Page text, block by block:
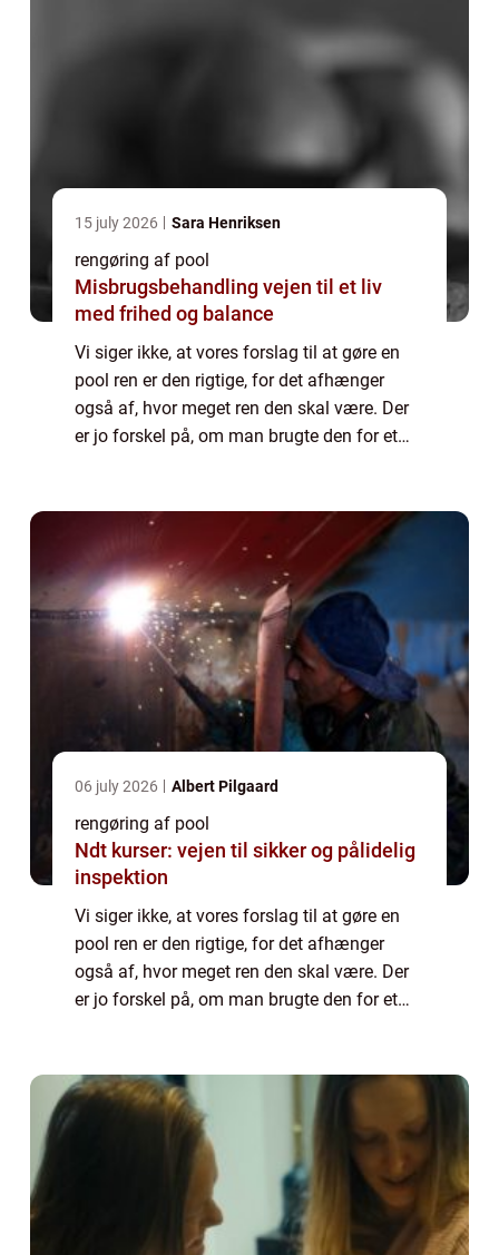
15 july 2026 Sara Henriksen
rengøring af pool
Misbrugsbehandling vejen til et liv
med frihed og balance
Vi siger ikke, at vores forslag til at gøre en
pool ren er den rigtige, for det afhænger
også af, hvor meget ren den skal være. Der
er jo forskel på, om man brugte den for et
06 july 2026 Albert Pilgaard
rengøring af pool
Ndt kurser: vejen til sikker og pålidelig
inspektion
Vi siger ikke, at vores forslag til at gøre en
pool ren er den rigtige, for det afhænger
også af, hvor meget ren den skal være. Der
er jo forskel på, om man brugte den for et